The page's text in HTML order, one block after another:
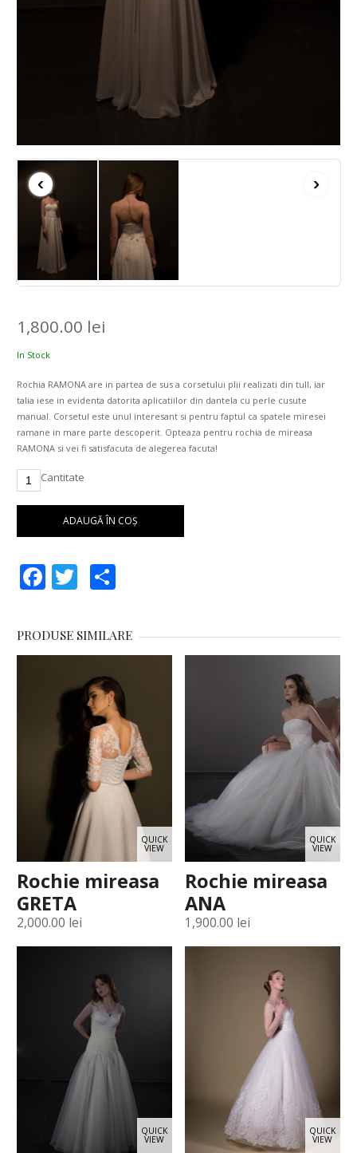
‹ ›
1,800.00 lei
In Stock
Rochia RAMONA are in partea de sus a corsetului plii realizati din tull, iar
talia iese in evidenta datorita aplicatiilor din dantela cu perle cusute
manual. Corsetul este unul interesant si pentru faptul ca spatele miresei
ramane in mare parte descoperit. Opteaza pentru rochia de mireasa
RAMONA si vei fi satisfacuta de alegerea facuta!
Cantitate
ADAUGĂ ÎN COȘ
Facebook
Twitter
PRODUSE SIMILARE
QUICK
VIEW
Rochie mireasa
GRETA
2,000.00 lei
QUICK
VIEW
Rochie mireasa
ANA
1,900.00 lei
QUICK
VIEW
QUICK
VIEW